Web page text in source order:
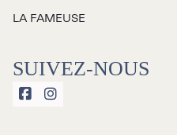
LA FAMEUSE
SUIVEZ-NOUS
 